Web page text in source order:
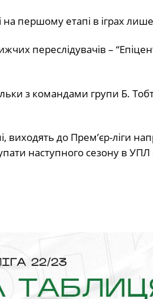
першому етапі в іграх
переслідувачів –
з командами групи Б.
виходять до Прем’єр-ліги
наступного сезону в